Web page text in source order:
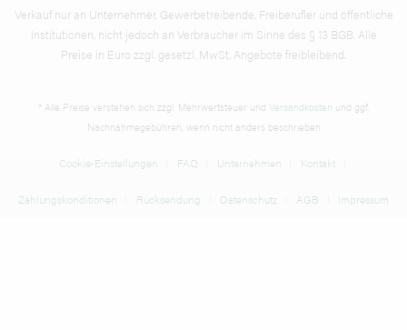
Verkauf nur an Unternehmer, Gewerbetreibende, Freiberufler und öffentliche
Institutionen, nicht jedoch an Verbraucher im Sinne des § 13 BGB. Alle
Preise in Euro zzgl. gesetzl. MwSt. Angebote freibleibend.
* Alle Preise verstehen sich zzgl. Mehrwertsteuer und Versandkosten und ggf.
Nachnahmegebühren, wenn nicht anders beschrieben
Cookie-Einstellungen FAQ Unternehmen Kontakt
Zahlungskonditionen Rücksendung Datenschutz AGB Impressum